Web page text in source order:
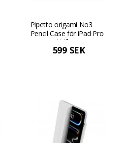
Pipetto origami No3
Pencil Case för iPad Pro
11 - Mörkblå
599 SEK